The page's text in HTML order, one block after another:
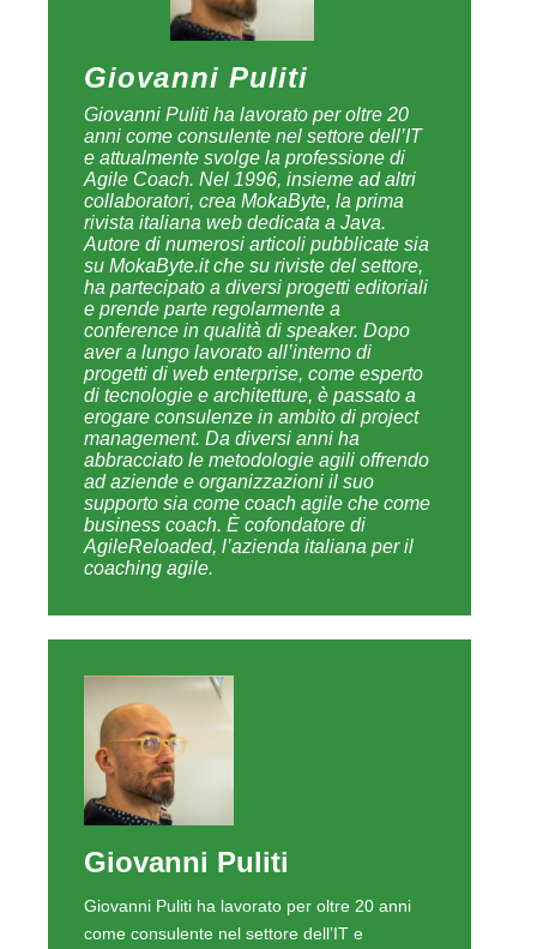
Giovanni Puliti
Giovanni Puliti ha lavorato per oltre 20
anni come consulente nel settore dell’IT
e attualmente svolge la professione di
Agile Coach. Nel 1996, insieme ad altri
collaboratori, crea MokaByte, la prima
rivista italiana web dedicata a Java.
Autore di numerosi articoli pubblicate sia
su MokaByte.it che su riviste del settore,
ha partecipato a diversi progetti editoriali
e prende parte regolarmente a
conference in qualità di speaker. Dopo
aver a lungo lavorato all’interno di
progetti di web enterprise, come esperto
di tecnologie e architetture, è passato a
erogare consulenze in ambito di project
management. Da diversi anni ha
abbracciato le metodologie agili offrendo
ad aziende e organizzazioni il suo
supporto sia come coach agile che come
business coach. È cofondatore di
AgileReloaded, l’azienda italiana per il
coaching agile.
Giovanni Puliti
Giovanni Puliti ha lavorato per oltre 20 anni
come consulente nel settore dell’IT e